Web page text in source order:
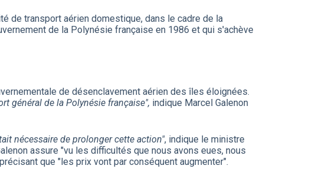
de transport aérien domestique, dans le cadre de la
de la Polynésie française en 1986 et qui s'achève
de désenclavement aérien des îles éloignées.
général de la Polynésie française", indique Marcel Galenon
nécessaire de prolonger cette action", indique le ministre
assure "vu les difficultés que nous avons eues, nous
que "les prix vont par conséquent augmenter".